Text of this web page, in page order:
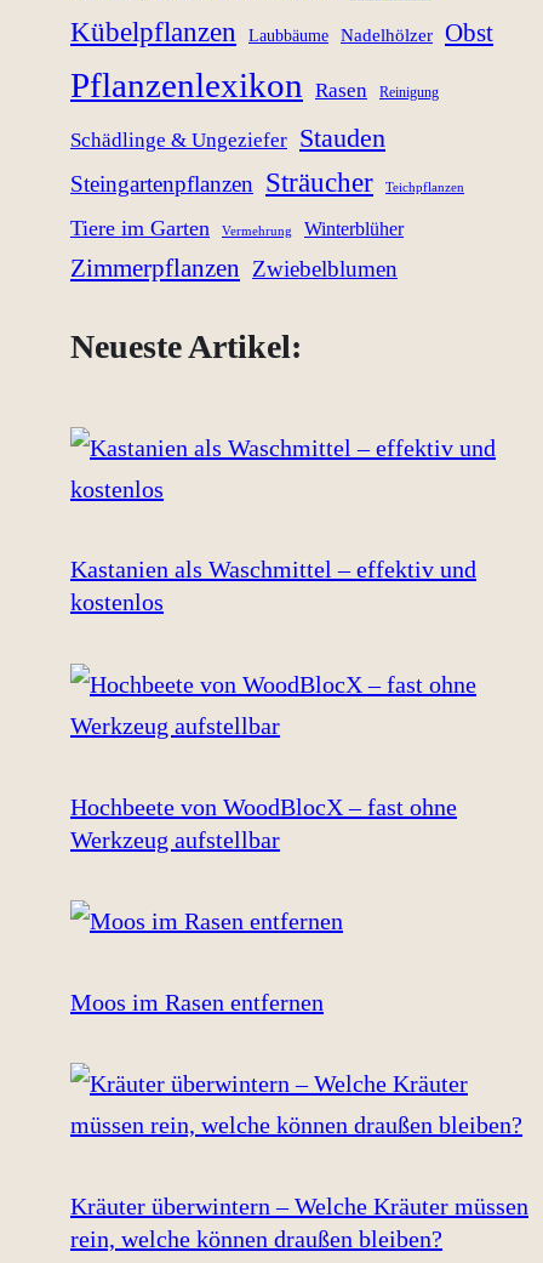
Kübelpflanzen Laubbäume Nadelhölzer Obst
Pflanzenlexikon Rasen Reinigung
Schädlinge & Ungeziefer Stauden
Steingartenpflanzen Sträucher Teichpflanzen
Tiere im Garten Vermehrung Winterblüher
Zimmerpflanzen Zwiebelblumen
Neueste Artikel:
Kastanien als Waschmittel – effektiv und
kostenlos
Hochbeete von WoodBlocX – fast ohne
Werkzeug aufstellbar
Moos im Rasen entfernen
Kräuter überwintern – Welche Kräuter müssen
rein, welche können draußen bleiben?